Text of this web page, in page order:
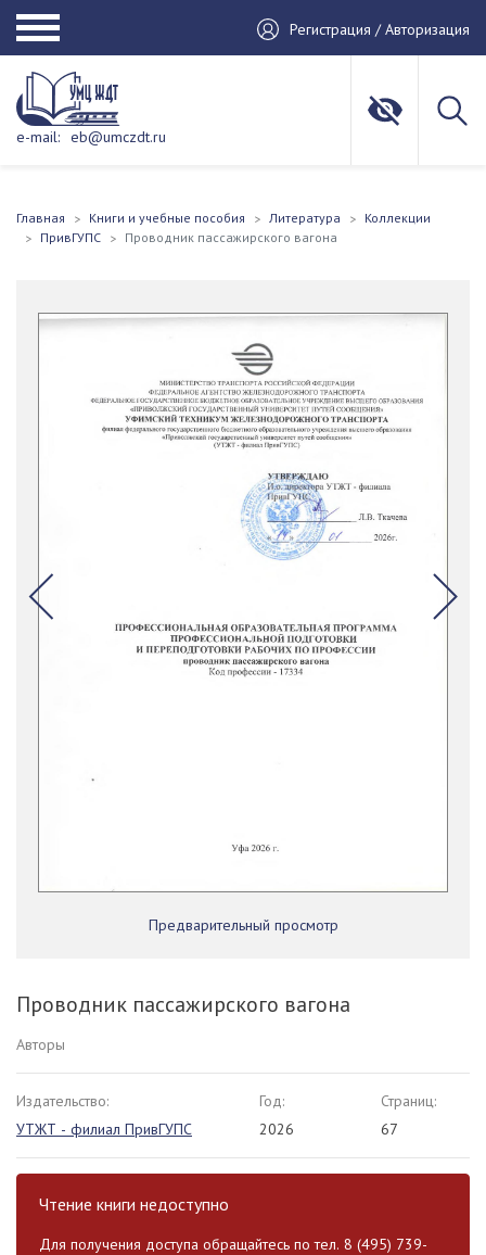
Регистрация / Авторизация
e-mail: eb@umczdt.ru
Главная Книги и учебные пособия Литература
Коллекции
ПривГУПС
Проводник пассажирского вагона
Предварительный просмотр
Проводник пассажирского вагона
Авторы
Издательство:
УТЖТ - филиал ПривГУПС
Год:
2026
Страниц:
67
Чтение книги недоступно
Для получения доступа обращайтесь по тел. 8 (495) 739-